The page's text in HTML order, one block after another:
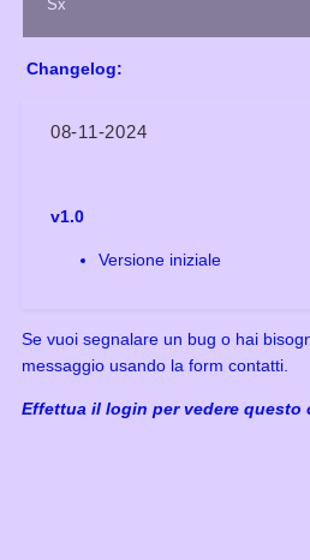
Sx
Changelog:
08-11-2024
v1.0
Versione iniziale
Se vuoi segnalare un bug o hai
messaggio usando la form contatti.
Effettua il login per vedere questo